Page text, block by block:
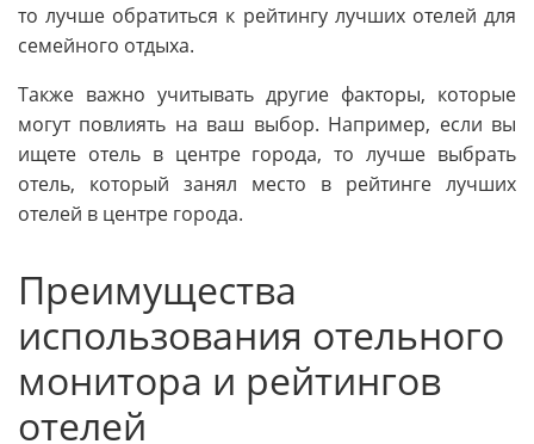
то лучше обратиться к рейтингу лучших отелей для
семейного отдыха.
Также важно учитывать другие факторы, которые
могут повлиять на ваш выбор. Например, если вы
ищете отель в центре города, то лучше выбрать
отель, который занял место в рейтинге лучших
отелей в центре города.
Преимущества
использования отельного
монитора и рейтингов
отелей